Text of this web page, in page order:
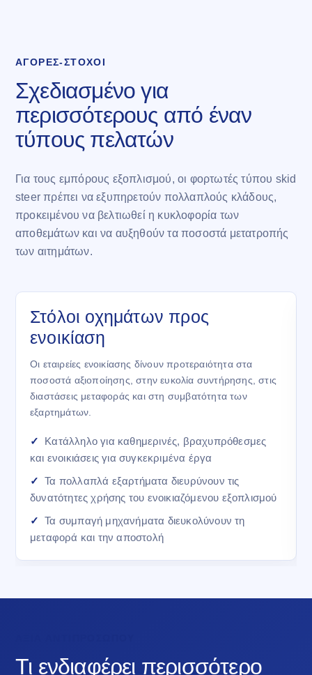
ΑΓΟΡΈΣ-ΣΤΌΧΟΙ
Σχεδιασμένο για
περισσότερους από έναν
τύπους πελατών
Για τους εμπόρους εξοπλισμού, οι φορτωτές τύπου skid
steer πρέπει να εξυπηρετούν πολλαπλούς κλάδους,
προκειμένου να βελτιωθεί η κυκλοφορία των
αποθεμάτων και να αυξηθούν τα ποσοστά μετατροπής
των αιτημάτων.
Στόλοι οχημάτων προς
ενοικίαση
Οι εταιρείες ενοικίασης δίνουν προτεραιότητα στα
ποσοστά αξιοποίησης, στην ευκολία συντήρησης, στις
διαστάσεις μεταφοράς και στη συμβατότητα των
εξαρτημάτων.
Κατάλληλο για καθημερινές, βραχυπρόθεσμες
και ενοικιάσεις για συγκεκριμένα έργα
Τα πολλαπλά εξαρτήματα διευρύνουν τις
δυνατότητες χρήσης του ενοικιαζόμενου εξοπλισμού
Τα συμπαγή μηχανήματα διευκολύνουν τη
μεταφορά και την αποστολή
Τι ενδιαφέρει περισσότερο